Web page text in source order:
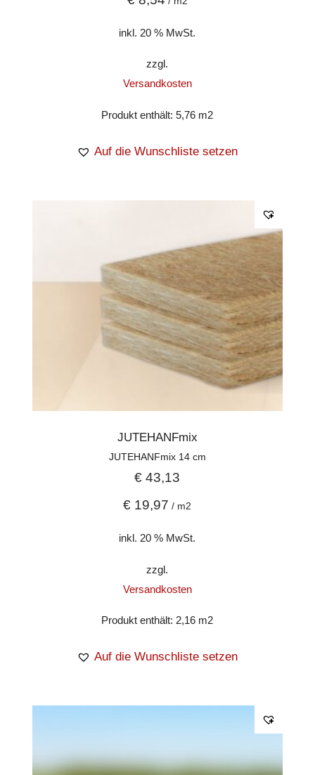
inkl. 20 % MwSt.
zzgl.
Versandkosten
Produkt enthält: 5,76 m2
Auf die Wunschliste setzen
JUTEHANFmix
JUTEHANFmix 14 cm
€ 43,13
€ 19,97 / m2
inkl. 20 % MwSt.
zzgl.
Versandkosten
Produkt enthält: 2,16 m2
Auf die Wunschliste setzen